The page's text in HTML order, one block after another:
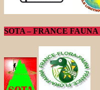
SOTA – FRANCE